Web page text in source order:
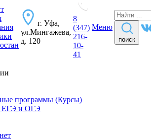
г. Уфа,
ул.Мингажева,
д. 120
8
(347)
216-
10-
41
Меню
поиск
программы (Курсы)
ЕГЭ и ОГЭ